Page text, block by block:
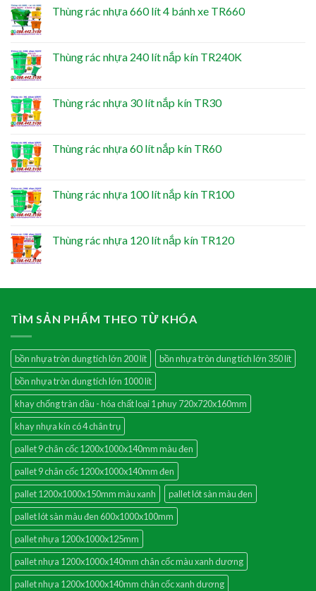
Thùng rác nhựa 660 lít 4 bánh xe TR660
Thùng rác nhựa 240 lít nắp kín TR240K
Thùng rác nhựa 30 lít nắp kín TR30
Thùng rác nhựa 60 lít nắp kín TR60
Thùng rác nhựa 100 lít nắp kín TR100
Thùng rác nhựa 120 lít nắp kín TR120
TÌM SẢN PHẨM THEO TỪ KHÓA
bồn nhựa tròn dung tích lớn 200 lít
bồn nhựa tròn dung tích lớn 350 lít
bồn nhựa tròn dung tích lớn 1000 lít
khay chống tràn dầu - hóa chất loại 1 phuy 720x720x160mm
khay nhựa kín có 4 chân trụ
pallet 9 chân cốc 1200x1000x140mm màu đen
pallet 9 chân cốc 1200x1000x140mm đen
pallet 1200x1000x150mm màu xanh
pallet lót sàn màu đen
pallet lót sàn màu đen 600x1000x100mm
pallet nhựa 1200x1000x125mm
pallet nhựa 1200x1000x140mm chân cốc màu xanh dương
pallet nhựa 1200x1000x140mm chân cốc xanh dương